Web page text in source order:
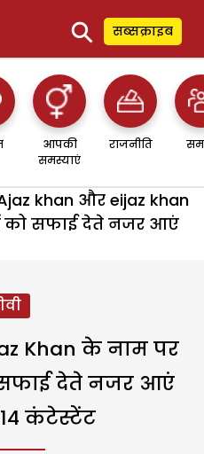
⚲ सब्सक्राइब
आपकी
समस्याएं
राजनीति
khan और eijaz khan
को सफाई देते नजर आएं
Khan के नाम पर
देते नजर आएं
कंटेस्टेंट